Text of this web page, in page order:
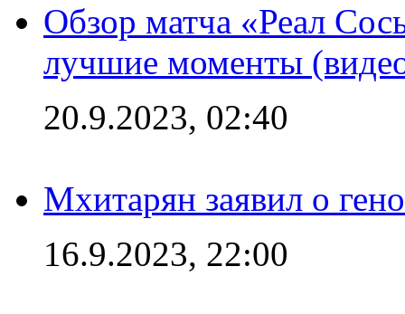
Обзор матча «Реал
лучшие моменты
20.9.2023, 02:40
Мхитарян заявил о
16.9.2023, 22:00